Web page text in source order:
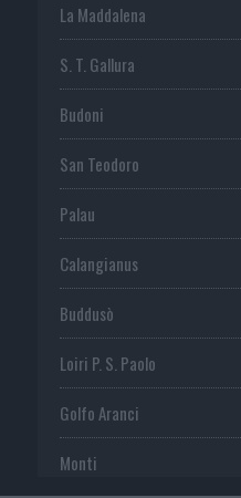
La Maddalena
S. T. Gallura
Budoni
San Teodoro
Palau
Calangianus
Buddusò
Loiri P. S. Paolo
Golfo Aranci
Monti